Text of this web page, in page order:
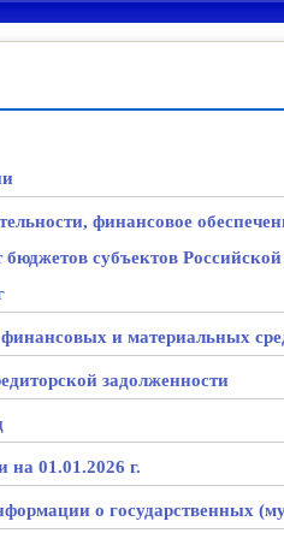
финансовое
бюджетов субъектов
и материальных
задолженности
на 01.01.2026 г.
о государственных